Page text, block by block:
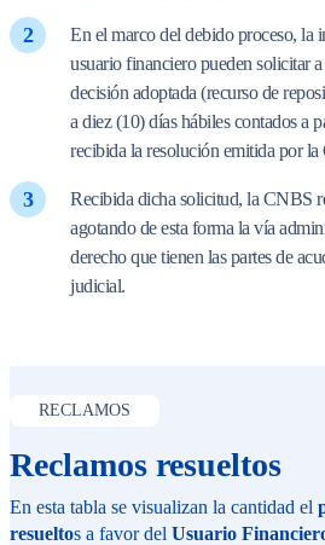
En el marco del debido proceso, la
usuario financiero pueden solicitar
decisión adoptada (recurso de
a diez (10) días hábiles contados a
recibida la resolución emitida por
Recibida dicha solicitud, la CNBS
agotando de esta forma la vía
derecho que tienen las partes de
judicial.
RECLAMOS
Reclamos resueltos
En esta tabla se visualizan la cantidad el
resueltos a favor del Usuario